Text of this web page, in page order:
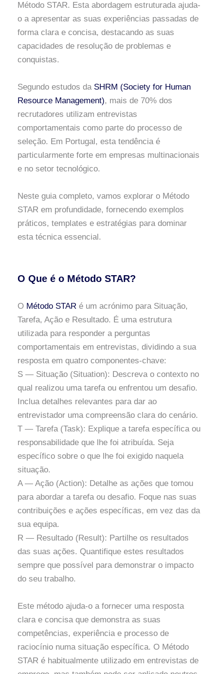
Método STAR. Esta abordagem estruturada ajuda-
o a apresentar as suas experiências passadas de
forma clara e concisa, destacando as suas
capacidades de resolução de problemas e
conquistas.
Segundo estudos da SHRM (Society for Human
Resource Management), mais de 70% dos
recrutadores utilizam entrevistas
comportamentais como parte do processo de
seleção. Em Portugal, esta tendência é
particularmente forte em empresas multinacionais
e no setor tecnológico.
Neste guia completo, vamos explorar o Método
STAR em profundidade, fornecendo exemplos
práticos, templates e estratégias para dominar
esta técnica essencial.
O Que é o Método STAR?
O Método STAR é um acrónimo para Situação,
Tarefa, Ação e Resultado. É uma estrutura
utilizada para responder a perguntas
comportamentais em entrevistas, dividindo a sua
resposta em quatro componentes-chave:
S — Situação (Situation): Descreva o contexto no
qual realizou uma tarefa ou enfrentou um desafio.
Inclua detalhes relevantes para dar ao
entrevistador uma compreensão clara do cenário.
T — Tarefa (Task): Explique a tarefa específica ou
responsabilidade que lhe foi atribuída. Seja
específico sobre o que lhe foi exigido naquela
situação.
A — Ação (Action): Detalhe as ações que tomou
para abordar a tarefa ou desafio. Foque nas suas
contribuições e ações específicas, em vez das da
sua equipa.
R — Resultado (Result): Partilhe os resultados
das suas ações. Quantifique estes resultados
sempre que possível para demonstrar o impacto
do seu trabalho.
Este método ajuda-o a fornecer uma resposta
clara e concisa que demonstra as suas
competências, experiência e processo de
raciocínio numa situação específica. O Método
STAR é habitualmente utilizado em entrevistas de